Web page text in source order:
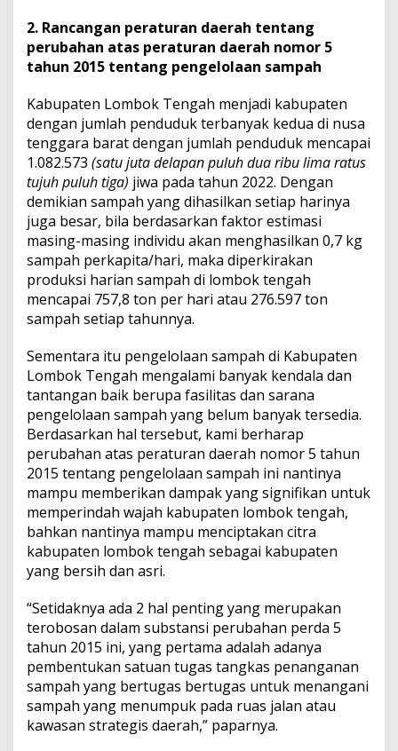
2. Rancangan peraturan daerah tentang
perubahan atas peraturan daerah nomor 5
tahun 2015 tentang pengelolaan sampah
Kabupaten Lombok Tengah menjadi kabupaten
dengan jumlah penduduk terbanyak kedua di nusa
tenggara barat dengan jumlah penduduk mencapai
1.082.573 (satu juta delapan puluh dua ribu lima ratus
tujuh puluh tiga) jiwa pada tahun 2022. Dengan
demikian sampah yang dihasilkan setiap harinya
juga besar, bila berdasarkan faktor estimasi
masing-masing individu akan menghasilkan 0,7 kg
sampah perkapita/hari, maka diperkirakan
produksi harian sampah di lombok tengah
mencapai 757,8 ton per hari atau 276.597 ton
sampah setiap tahunnya.
Sementara itu pengelolaan sampah di Kabupaten
Lombok Tengah mengalami banyak kendala dan
tantangan baik berupa fasilitas dan sarana
pengelolaan sampah yang belum banyak tersedia.
Berdasarkan hal tersebut, kami berharap
perubahan atas peraturan daerah nomor 5 tahun
2015 tentang pengelolaan sampah ini nantinya
mampu memberikan dampak yang signifikan untuk
memperindah wajah kabupaten lombok tengah,
bahkan nantinya mampu menciptakan citra
kabupaten lombok tengah sebagai kabupaten
yang bersih dan asri.
“Setidaknya ada 2 hal penting yang merupakan
terobosan dalam substansi perubahan perda 5
tahun 2015 ini, yang pertama adalah adanya
pembentukan satuan tugas tangkas penanganan
sampah yang bertugas bertugas untuk menangani
sampah yang menumpuk pada ruas jalan atau
kawasan strategis daerah,” paparnya.